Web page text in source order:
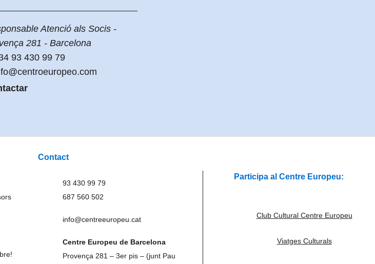
Atenció als Socis -
281 - Barcelona
93 430 99 79
Contact
93 430 99 79
687 560 502
info@centreeuropeu.cat
Centre Europeu de Barcelona
Provença 281 – 3er pis – (junt Pau
Participa al Centre Europeu:
Club Cultural Centre Europeu
Viatges Culturals